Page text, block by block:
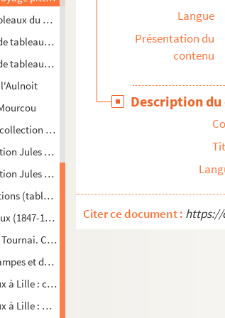
du duc de Feltre
tableaux Inglebert Samyn
tableaux Méfy de Montigny
l'Aulnoit
Houzé de Grandchamps
Jules Lenglart, notes de M. J. Lenglart
Jules Lenglart, notices sur les tableaux vendus
(tableaux, dessins, estampes)
(1847-1919)
Catalogue de vente de tableaux de 1773 à
et de dessins de Libert de Beaumont : vente à
à Lille : collection Ruyssen (1827)
à Lille : Duhem (1839)
Langue
Présentation du
contenu
Description du
Citer ce document : https://